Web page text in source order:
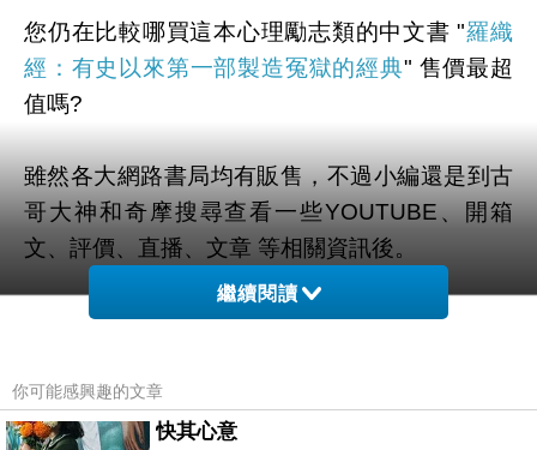
您仍在比較哪買這本心理勵志類的中文書 "羅織
經：有史以來第一部製造冤獄的經典" 售價最超
值嗎?
雖然各大網路書局均有販售，不過小編還是到古
哥大神和奇摩搜尋查看一些YOUTUBE、開箱
文、評價、直播、文章 等相關資訊後。
幫您整理出來在這裡最優惠啦。
有需要的粉粉可以點擊連結或按鈕就能獲取最新
的優惠折扣訊息啦~
繼續閱讀
你可能感興趣的文章
快其心意